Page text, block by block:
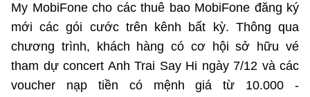
My MobiFone cho các thuê bao MobiFone đăng ký
mới các gói cước trên kênh bất kỳ. Thông qua
chương trình, khách hàng có cơ hội sở hữu vé
tham dự concert Anh Trai Say Hi ngày 7/12 và các
voucher nạp tiền có mệnh giá từ 10.000 -